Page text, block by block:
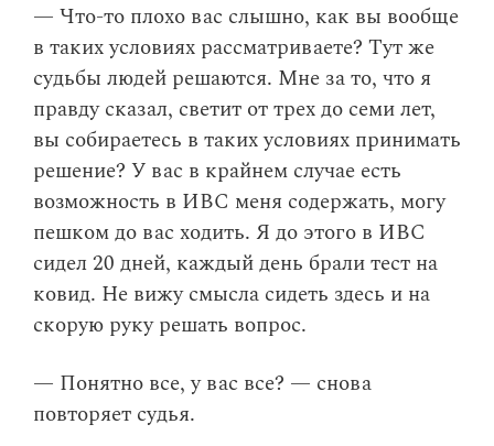
— Что-то плохо вас слышно, как вы вообще
в таких условиях рассматриваете? Тут же
судьбы людей решаются. Мне за то, что я
правду сказал, светит от трех до семи лет,
вы собираетесь в таких условиях принимать
решение? У вас в крайнем случае есть
возможность в ИВС меня содержать, могу
пешком до вас ходить. Я до этого в ИВС
сидел 20 дней, каждый день брали тест на
ковид. Не вижу смысла сидеть здесь и на
скорую руку решать вопрос.
— Понятно все, у вас все? — снова
повторяет судья.